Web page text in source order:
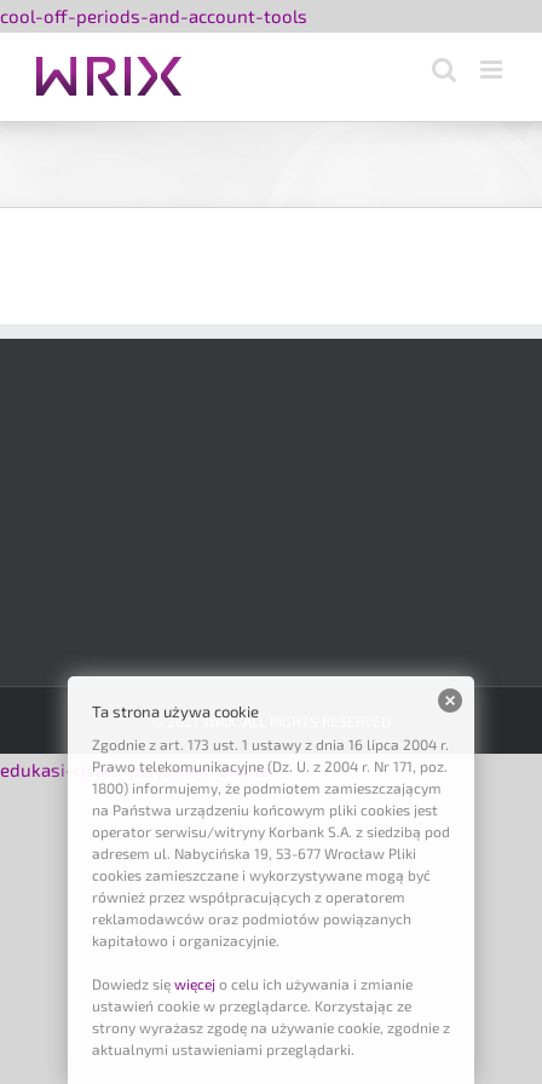
cool-off-periods-and-account-tools
© 2021 WRIX. ALL RIGHTS RESERVED
edukasi-risiko-perjudian-online
Ta strona używa cookie
Zgodnie z art. 173 ust. 1 ustawy z dnia 16 lipca 2004 r.
Prawo telekomunikacyjne (Dz. U. z 2004 r. Nr 171, poz.
1800) informujemy, że podmiotem zamieszczającym
na Państwa urządzeniu końcowym pliki cookies jest
operator serwisu/witryny Korbank S.A. z siedzibą pod
adresem ul. Nabycińska 19, 53-677 Wrocław Pliki
cookies zamieszczane i wykorzystywane mogą być
również przez współpracujących z operatorem
reklamodawców oraz podmiotów powiązanych
kapitałowo i organizacyjnie.
Dowiedz się więcej o celu ich używania i zmianie
ustawień cookie w przeglądarce. Korzystając ze
strony wyrażasz zgodę na używanie cookie, zgodnie z
aktualnymi ustawieniami przeglądarki.